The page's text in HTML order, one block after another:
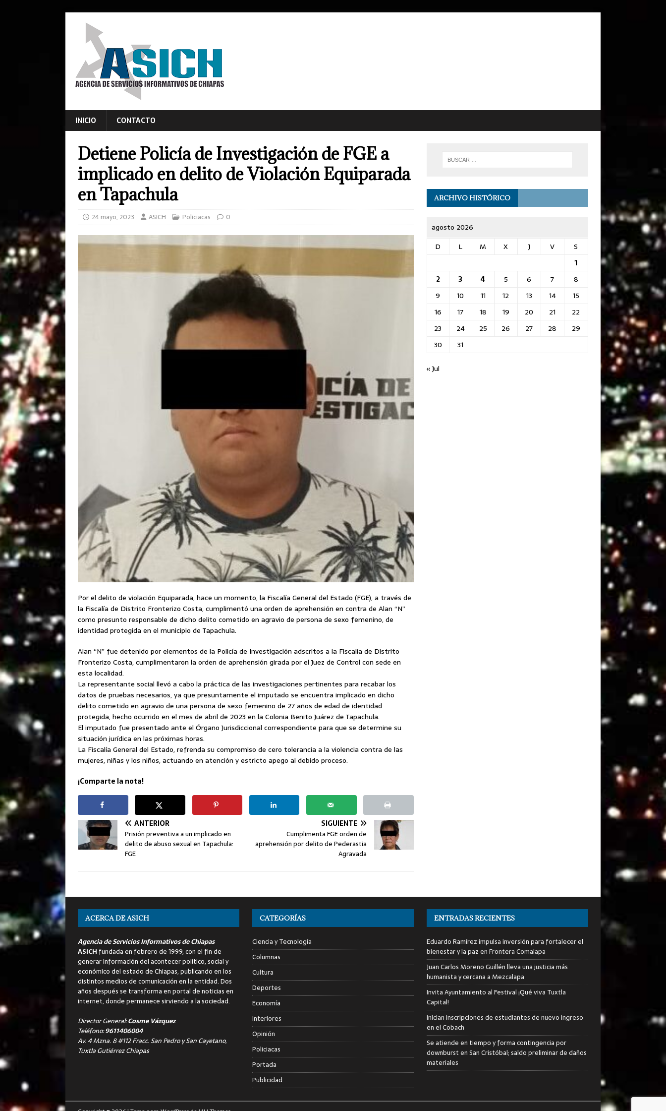
INICIO CONTACTO
Detiene Policía de Investigación de FGE a
implicado en delito de Violación Equiparada
en Tapachula
24 mayo, 2023 ASICH Policiacas 0
Por el delito de violación Equiparada, hace un momento, la Fiscalía General del Estado (FGE), a través de
la Fiscalía de Distrito Fronterizo Costa, cumplimentó una orden de aprehensión en contra de Alan “N”
como presunto responsable de dicho delito cometido en agravio de persona de sexo femenino, de
identidad protegida en el municipio de Tapachula.
Alan “N” fue detenido por elementos de la Policía de Investigación adscritos a la Fiscalía de Distrito
Fronterizo Costa, cumplimentaron la orden de aprehensión girada por el Juez de Control con sede en
esta localidad.
La representante social llevó a cabo la práctica de las investigaciones pertinentes para recabar los
datos de pruebas necesarios, ya que presuntamente el imputado se encuentra implicado en dicho
delito cometido en agravio de una persona de sexo femenino de 27 años de edad de identidad
protegida, hecho ocurrido en el mes de abril de 2023 en la Colonia Benito Juárez de Tapachula.
El imputado fue presentado ante el Órgano Jurisdiccional correspondiente para que se determine su
situación jurídica en las próximas horas.
La Fiscalía General del Estado, refrenda su compromiso de cero tolerancia a la violencia contra de las
mujeres, niñas y los niños, actuando en atención y estricto apego al debido proceso.
¡Comparte la nota!
ANTERIOR
Prisión preventiva a un implicado en
delito de abuso sexual en Tapachula:
FGE
SIGUIENTE
Cumplimenta FGE orden de
aprehensión por delito de Pederastia
Agravada
ARCHIVO HISTÓRICO
agosto 2026
D
L M X J V
S
1
2
3 4 5 6 7
8
9
10 11 12 13 14
15
16
17 18 19 20 21
22
23
24 25 26 27 28
29
30
31
« Jul
ACERCA DE ASICH
Agencia de Servicios Informativos de Chiapas
ASICH fundada en febrero de 1999, con el fin de
generar información del acontecer político, social y
económico del estado de Chiapas, publicando en los
distintos medios de comunicación en la entidad. Dos
años después se transforma en portal de noticias en
internet, donde permanece sirviendo a la sociedad.
Director General:Cosme Vázquez
Teléfono:9611406004
Av. 4 Mzna. 8 #112 Fracc. San Pedro y San Cayetano,
Tuxtla Gutiérrez Chiapas
CATEGORÍAS
Ciencia y Tecnología
Columnas
Cultura
Deportes
Economía
Interiores
Opinión
Policiacas
Portada
Publicidad
ENTRADAS RECIENTES
Eduardo Ramírez impulsa inversión para fortalecer el
bienestar y la paz en Frontera Comalapa
Juan Carlos Moreno Guillén lleva una justicia más
humanista y cercana a Mezcalapa
Invita Ayuntamiento al Festival ¡Qué viva Tuxtla
Capital!
Inician inscripciones de estudiantes de nuevo ingreso
en el Cobach
Se atiende en tiempo y forma contingencia por
downburst en San Cristóbal; saldo preliminar de daños
materiales